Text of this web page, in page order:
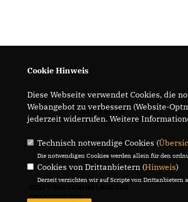
IMPRESSUM
BRANDENBURG
Cookie Hinweis
Diese Webseite verwendet Cookies, die
Webangebot zu verbessern (Website-
jederzeit widerrufen. Weitere
Technisch notwendige Cookies (
Die notwendigen Cookies werden allein für den
Cookies von Drittanbietern (Hinweis)
Derzeit verzichten wir auf Scripte von Drittanbietern